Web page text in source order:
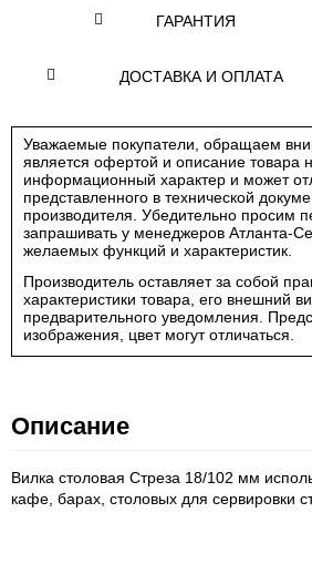
ГАРАНТИЯ
ДОСТАВКА И ОПЛАТА
Уважаемые покупатели, обращаем
является офертой и описание товара
информационный характер и может
представленного в технической
производителя. Убедительно просим
запрашивать у менеджеров Атланта-
желаемых функций и характеристик.
Производитель оставляет за собой
характеристики товара, его внешний
предварительного уведомления.
изображения, цвет могут отличаться.
Описание
Вилка столовая Стреза 18/102 мм
кафе, барах, столовых для сервировки